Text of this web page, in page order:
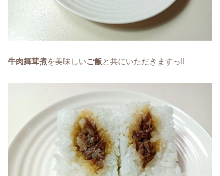
牛肉舞茸煮を美味しいご飯と共にいただきますっ!!